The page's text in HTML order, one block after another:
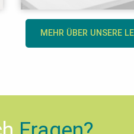
MEHR ÜBER UNSERE